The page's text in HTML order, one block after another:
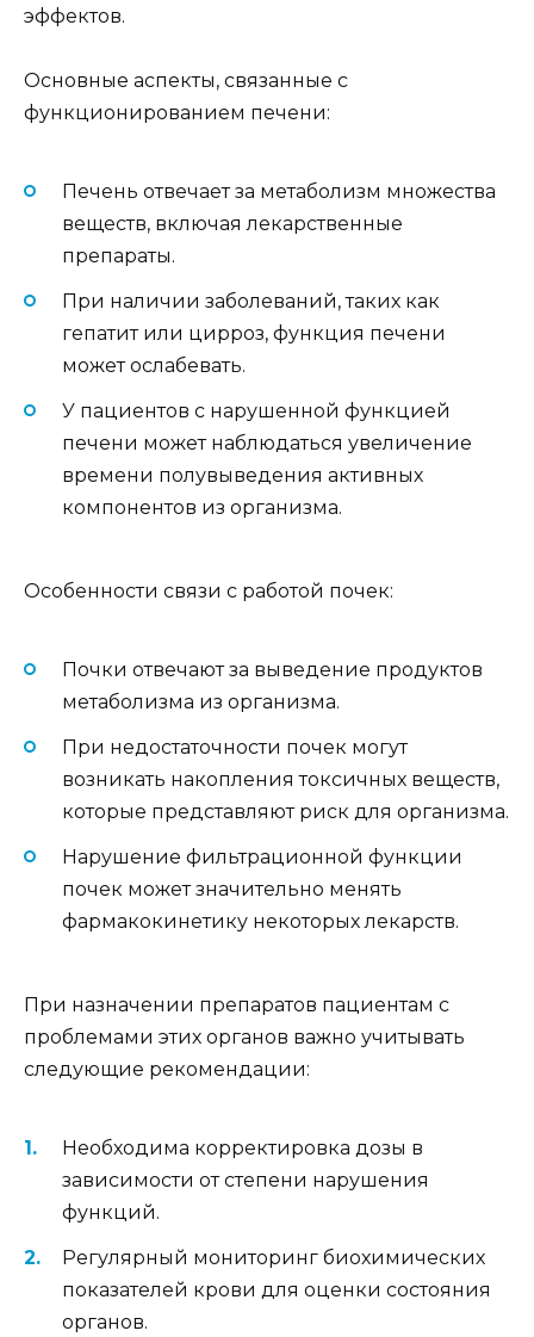
эффектов.
Основные аспекты, связанные с
функционированием печени:
Печень отвечает за метаболизм множества
веществ, включая лекарственные
препараты.
При наличии заболеваний, таких как
гепатит или цирроз, функция печени
может ослабевать.
У пациентов с нарушенной функцией
печени может наблюдаться увеличение
времени полувыведения активных
компонентов из организма.
Особенности связи с работой почек:
Почки отвечают за выведение продуктов
метаболизма из организма.
При недостаточности почек могут
возникать накопления токсичных веществ,
которые представляют риск для организма.
Нарушение фильтрационной функции
почек может значительно менять
фармакокинетику некоторых лекарств.
При назначении препаратов пациентам с
проблемами этих органов важно учитывать
следующие рекомендации:
Необходима корректировка дозы в
зависимости от степени нарушения
функций.
Регулярный мониторинг биохимических
показателей крови для оценки состояния
органов.